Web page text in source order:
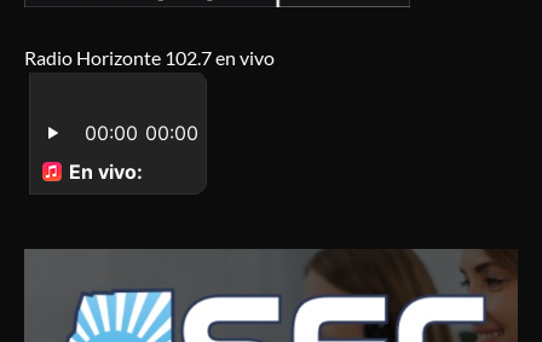
Radio Horizonte 102.7 en vivo